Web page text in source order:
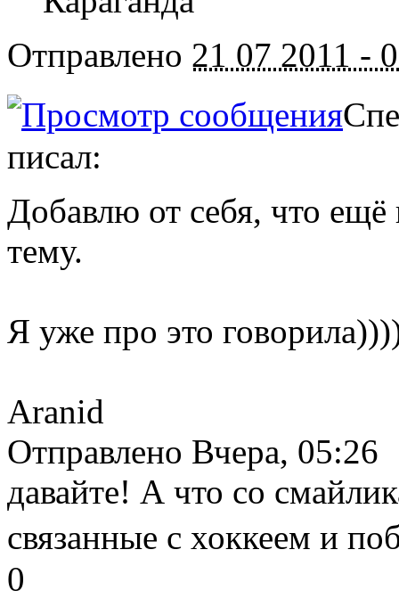
Отправлено 21 07 2011 -
писал:
Добавлю от себя, что
тему.
Я уже про это
Aranid
Отправлено Вчера, 05:26
давайте! А что со
связанные с хоккеем и
0